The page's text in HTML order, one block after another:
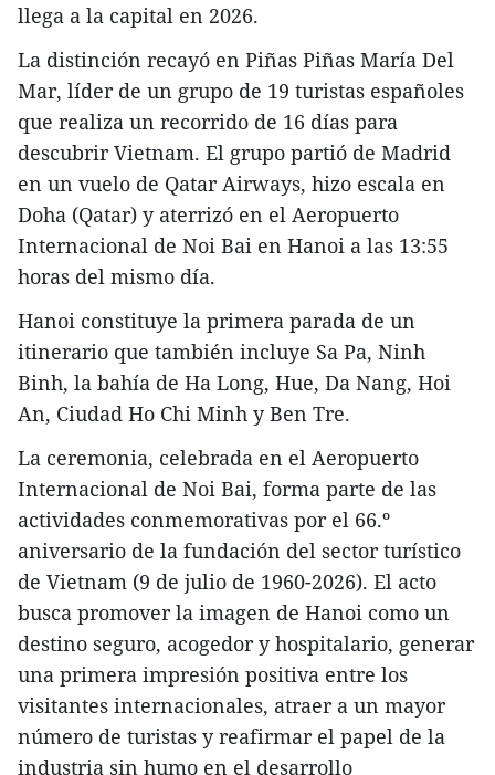
llega a la capital en 2026.
La distinción recayó en Piñas Piñas María Del
Mar, líder de un grupo de 19 turistas españoles
que realiza un recorrido de 16 días para
descubrir Vietnam. El grupo partió de Madrid
en un vuelo de Qatar Airways, hizo escala en
Doha (Qatar) y aterrizó en el Aeropuerto
Internacional de Noi Bai en Hanoi a las 13:55
horas del mismo día.
Hanoi constituye la primera parada de un
itinerario que también incluye Sa Pa, Ninh
Binh, la bahía de Ha Long, Hue, Da Nang, Hoi
An, Ciudad Ho Chi Minh y Ben Tre.
La ceremonia, celebrada en el Aeropuerto
Internacional de Noi Bai, forma parte de las
actividades conmemorativas por el 66.º
aniversario de la fundación del sector turístico
de Vietnam (9 de julio de 1960-2026). El acto
busca promover la imagen de Hanoi como un
destino seguro, acogedor y hospitalario, generar
una primera impresión positiva entre los
visitantes internacionales, atraer a un mayor
número de turistas y reafirmar el papel de la
industria sin humo en el desarrollo